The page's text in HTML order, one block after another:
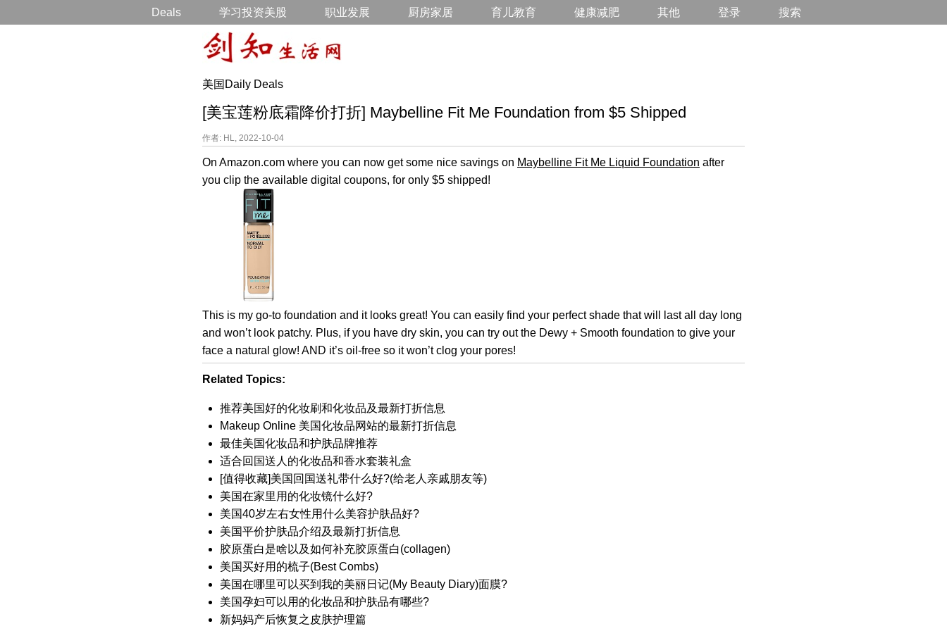
Deals 学习投资美股 职业发展 厨房家居 育儿教育 健康减肥 其他 登录 搜索
美国Daily Deals
[美宝莲粉底霜降价打折] Maybelline Fit Me Foundation from $5 Shipped
作者: HL, 2022-10-04
On Amazon.com where you can now get some nice savings on Maybelline Fit Me Liquid Foundation after
you clip the available digital coupons, for only $5 shipped!
This is my go-to foundation and it looks great! You can easily find your perfect shade that will last all day long
and won’t look patchy. Plus, if you have dry skin, you can try out the Dewy + Smooth foundation to give your
face a natural glow! AND it’s oil-free so it won’t clog your pores!
Related Topics:
推荐美国好的化妆刷和化妆品及最新打折信息
Makeup Online 美国化妆品网站的最新打折信息
最佳美国化妆品和护肤品牌推荐
适合回国送人的化妆品和香水套装礼盒
[值得收藏]美国回国送礼带什么好?(给老人亲戚朋友等)
美国在家里用的化妆镜什么好?
美国40岁左右女性用什么美容护肤品好?
美国平价护肤品介绍及最新打折信息
胶原蛋白是啥以及如何补充胶原蛋白(collagen)
美国买好用的梳子(Best Combs)
美国在哪里可以买到我的美丽日记(My Beauty Diary)面膜?
美国孕妇可以用的化妆品和护肤品有哪些?
新妈妈产后恢复之皮肤护理篇